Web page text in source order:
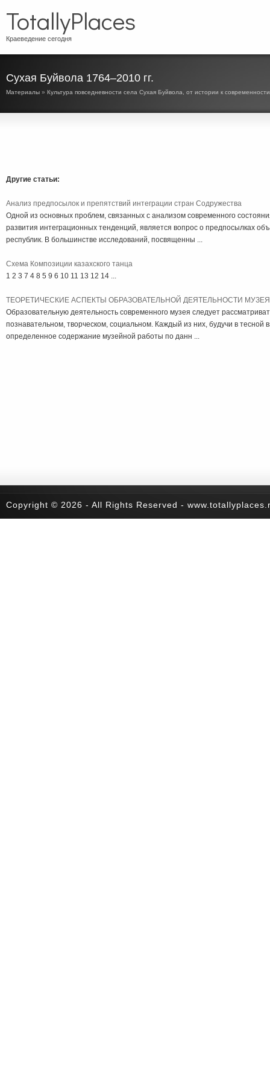
TotallyPlaces
Краеведение сегодня
Сухая Буйвола 1764–2010 гг.
Материалы » Культура повседневности села Сухая Буйвола, от истории к современности
Другие статьи:
Анализ предпосылок и препятствий интеграции стран Содружества
Одной из основных проблем, связанных с анализом современного
развития интеграционных тенденций, является вопрос о предпосылках
республик. В большинстве исследований, посвященны ...
Схема Композиции казахского танца
1 2 3 7 4 8 5 9 6 10 11 13 12 14 ...
ТЕОРЕТИЧЕСКИЕ АСПЕКТЫ ОБРАЗОВАТЕЛЬНОЙ ДЕЯТЕЛЬНОСТИ МУЗЕЯ
Образовательную деятельность современного музея следует
познавательном, творческом, социальном. Каждый из них, будучи в тесной
определенное содержание музейной работы по данн ...
Copyright © 2026 - All Rights Reserved -